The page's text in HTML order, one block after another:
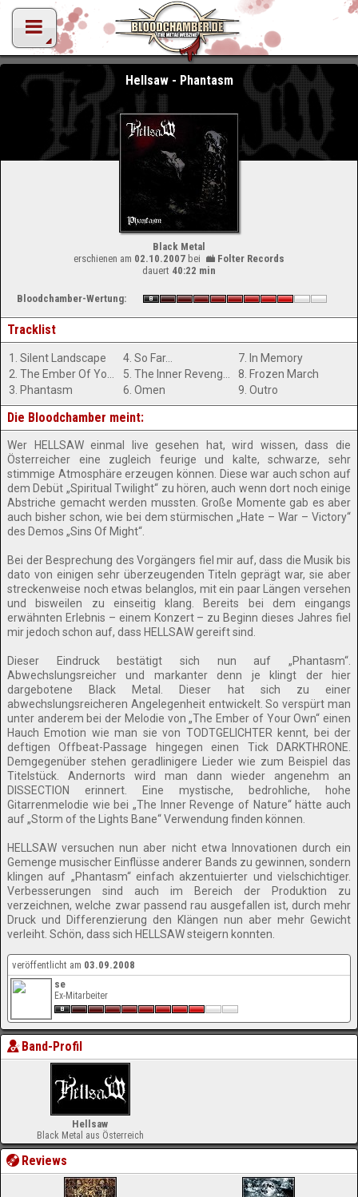
Hellsaw - Phantasm
Black Metal
erschienen am 02.10.2007bei
Folter Records
dauert 40:22 min
Bloodchamber-Wertung:
Tracklist
1. Silent Landscape
3. Phantasm
4. So Far…
6. Omen
7. In Memory
8. Frozen March
9. Outro
Die Bloodchamber meint:
Wer HELLSAW einmal live gesehen hat, wird wissen, dass die
Österreicher eine zugleich feurige und kalte, schwarze, sehr
stimmige Atmosphäre erzeugen können. Diese war auch schon auf
dem Debüt „Spiritual Twilight“ zu hören, auch wenn dort noch einige
Abstriche gemacht werden mussten. Große Momente gab es aber
auch bisher schon, wie bei dem stürmischen „Hate – War – Victory“
des Demos „Sins Of Might“.
Bei der Besprechung des Vorgängers fiel mir auf, dass die Musik bis
dato von einigen sehr überzeugenden Titeln geprägt war, sie aber
streckenweise noch etwas belanglos, mit ein paar Längen versehen
und bisweilen zu einseitig klang. Bereits bei dem eingangs
erwähnten Erlebnis – einem Konzert – zu Beginn dieses Jahres fiel
mir jedoch schon auf, dass HELLSAW gereift sind.
Dieser Eindruck bestätigt sich nun auf „Phantasm“.
Abwechslungsreicher und markanter denn je klingt der hier
dargebotene Black Metal. Dieser hat sich zu einer
abwechslungsreicheren Angelegenheit entwickelt. So verspürt man
unter anderem bei der Melodie von „The Ember of Your Own“ einen
Hauch Emotion wie man sie von TODTGELICHTER kennt, bei der
deftigen Offbeat-Passage hingegen einen Tick DARKTHRONE.
Demgegenüber stehen geradlinigere Lieder wie zum Beispiel das
Titelstück. Andernorts wird man dann wieder angenehm an
DISSECTION erinnert. Eine mystische, bedrohliche, hohe
Gitarrenmelodie wie bei „The Inner Revenge of Nature“ hätte auch
auf „Storm of the Lights Bane“ Verwendung finden können.
HELLSAW versuchen nun aber nicht etwa Innovationen durch ein
Gemenge musischer Einflüsse anderer Bands zu gewinnen, sondern
klingen auf „Phantasm“ einfach akzentuierter und vielschichtiger.
Verbesserungen sind auch im Bereich der Produktion zu
verzeichnen, welche zwar passend rau ausgefallen ist, durch mehr
Druck und Differenzierung den Klängen nun aber mehr Gewicht
verleiht. Schön, dass sich HELLSAW steigern konnten.
veröffentlicht am 03.09.2008
se
Ex-Mitarbeiter
Band-Profil
Hellsaw
Black Metal aus Österreich
Reviews